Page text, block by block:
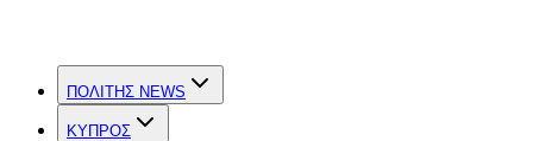
ΠΟΛΙΤΗΣ NEWS
ΚΥΠΡΟΣ